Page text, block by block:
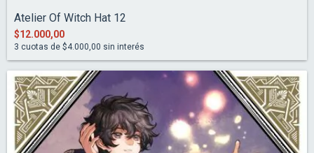
Atelier Of Witch Hat 12
$12.000,00
3 cuotas de $4.000,00 sin interés